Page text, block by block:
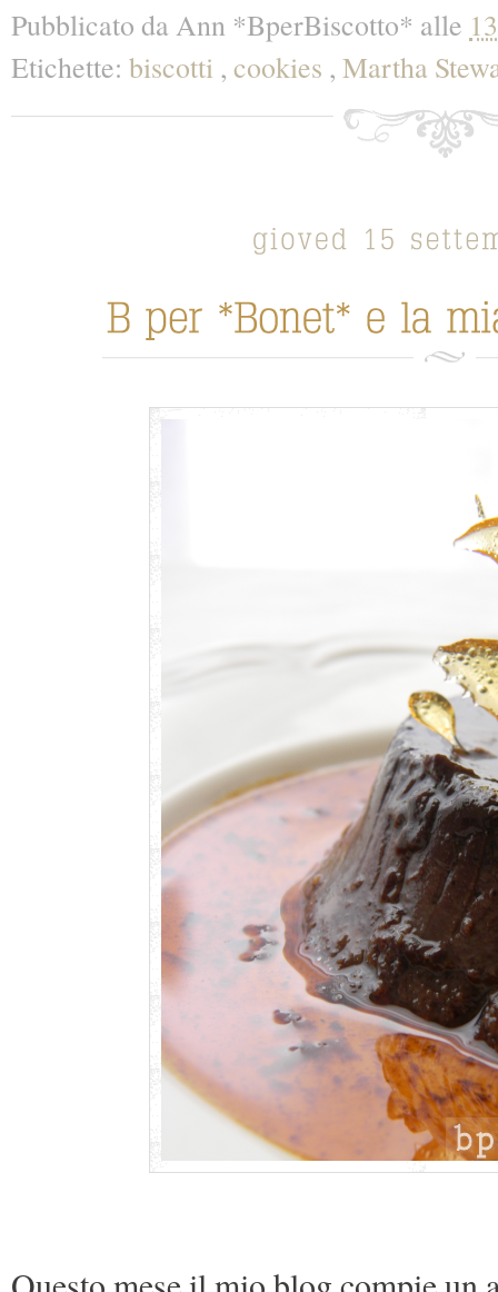
Pubblicato daAnn *BperBiscotto* alle
Etichette: biscotti , cookies , Martha